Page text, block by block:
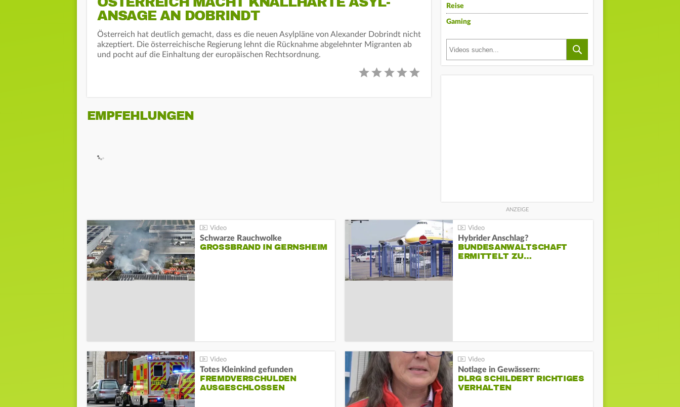
ANSAGE AN DOBRINDT
Österreich hat deutlich gemacht, dass es die neuen Asylpläne von Alexander Dobrindt nicht
akzeptiert. Die österreichische Regierung lehnt die Rücknahme abgelehnter Migranten ab
und pocht auf die Einhaltung der europäischen Rechtsordnung.
EMPFEHLUNGEN
Reise
Gaming
Schwarze Rauchwolke
GROSSBRAND IN GERNSHEIM
Hybrider Anschlag?
BUNDESANWALTSCHAFT
ERMITTELT ZU…
Totes Kleinkind gefunden
FREMDVERSCHULDEN
AUSGESCHLOSSEN
Notlage in Gewässern:
DLRG SCHILDERT RICHTIGES
VERHALTEN